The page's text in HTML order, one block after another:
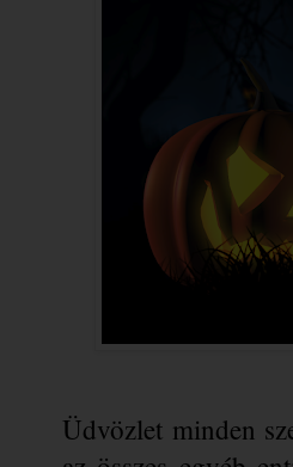
Üdvözlet minden